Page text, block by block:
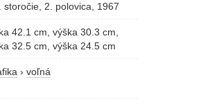
storočie, 2. polovica, 1967
42.1 cm, výška 30.3 cm,
32.5 cm, výška 24.5 cm
› voľná